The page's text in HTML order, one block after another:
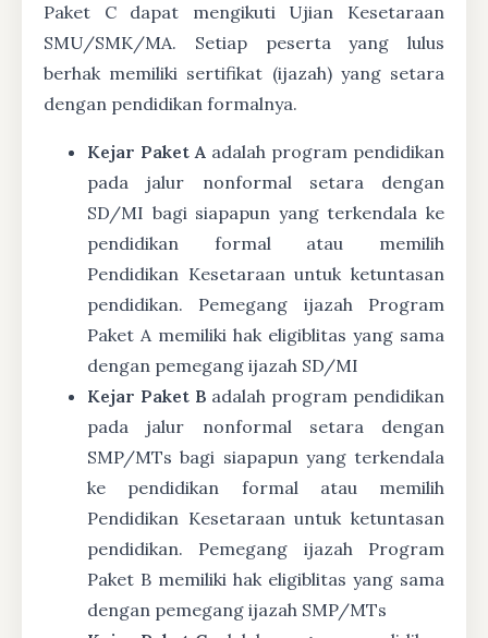
Paket C dapat mengikuti Ujian Kesetaraan
SMU/SMK/MA. Setiap peserta yang lulus
berhak memiliki sertifikat (ijazah) yang setara
dengan pendidikan formalnya.
Kejar Paket A adalah program pendidikan
pada jalur nonformal setara dengan
SD/MI bagi siapapun yang terkendala ke
pendidikan formal atau memilih
Pendidikan Kesetaraan untuk ketuntasan
pendidikan. Pemegang ijazah Program
Paket A memiliki hak eligiblitas yang sama
dengan pemegang ijazah SD/MI
Kejar Paket B adalah program pendidikan
pada jalur nonformal setara dengan
SMP/MTs bagi siapapun yang terkendala
ke pendidikan formal atau memilih
Pendidikan Kesetaraan untuk ketuntasan
pendidikan. Pemegang ijazah Program
Paket B memiliki hak eligiblitas yang sama
dengan pemegang ijazah SMP/MTs